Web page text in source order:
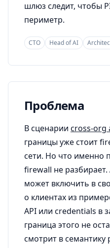
шлюз следит, чтобы
периметр.
CTO Head of AI
Проблема
В сценарии cross-org
границы уже стоит
сети. Но что именно
firewall не
может включить в
о клиентах из
API или credentials в
граница этого не
смотрит в семантику